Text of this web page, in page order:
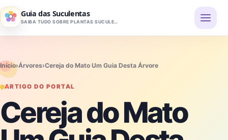
Pular para o conteúdo
Guia das Suculentas
SAIBA TUDO SOBRE PLANTAS SUCULENTAS
Início›Árvores›Cereja do Mato Um Guia Desta Árvore
ARTIGO DO PORTAL
Cereja do Mato